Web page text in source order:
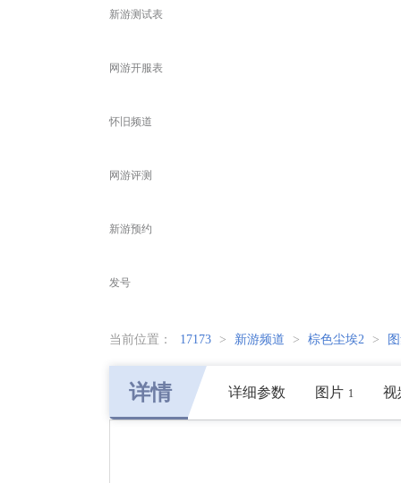
新游测试表
网游开服表
怀旧频道
网游评测
新游预约
发号
当前位置： 17173 > 新游频道 > 棕色尘埃2 >
详情 详细参数 图片 1 视